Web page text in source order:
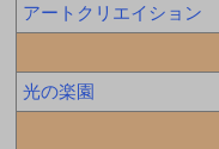
アートクリエイション
光の楽園